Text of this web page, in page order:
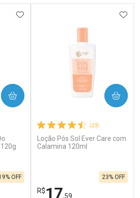
OFF
ADICIONAR AOS FAVORITOS
(23)
Loção Pós Sol Ever Care com
Calamina 120ml
R$17,59
23% OFF
COMPRAR